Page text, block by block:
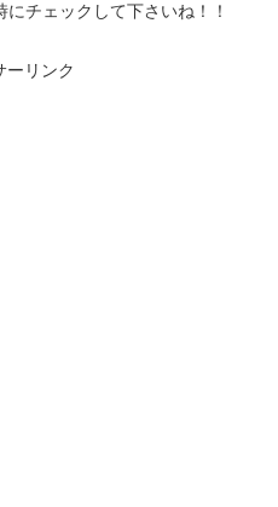
チェックして下さいね！！
ーリンク